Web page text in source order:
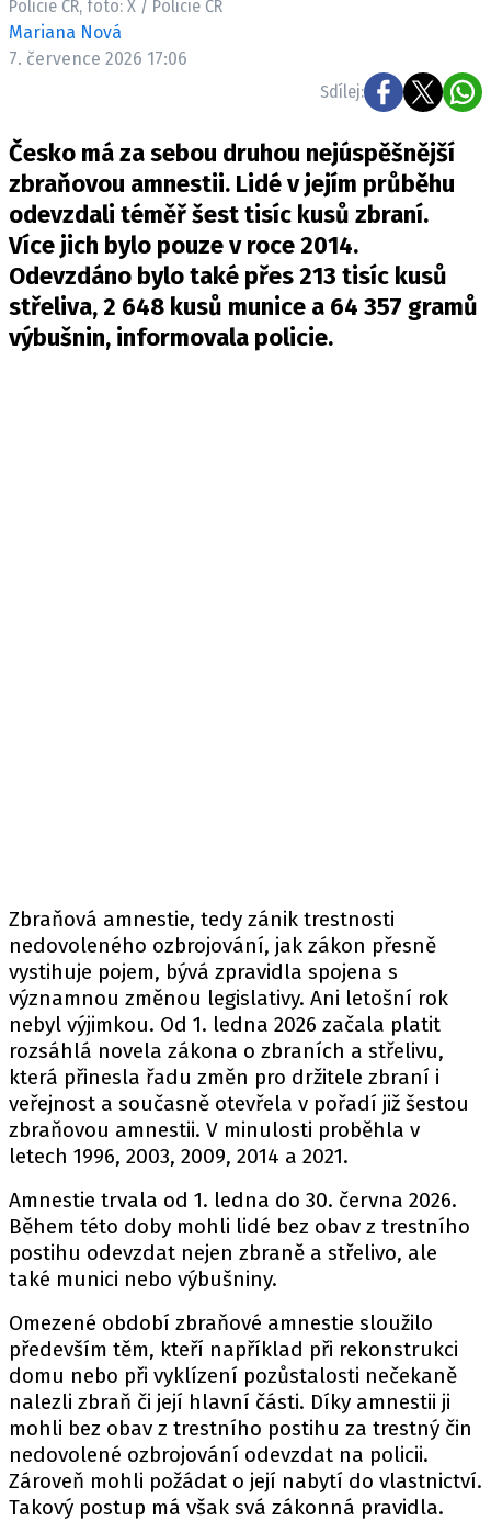
Policie ČR, foto: X / Policie ČR
Mariana Nová
7. července 2026 17:06
Sdílej:
Česko má za sebou druhou nejúspěšnější
zbraňovou amnestii. Lidé v jejím průběhu
odevzdali téměř šest tisíc kusů zbraní.
Více jich bylo pouze v roce 2014.
Odevzdáno bylo také přes 213 tisíc kusů
střeliva, 2 648 kusů munice a 64 357 gramů
výbušnin, informovala policie.
Zbraňová amnestie, tedy zánik trestnosti
nedovoleného ozbrojování, jak zákon přesně
vystihuje pojem, bývá zpravidla spojena s
významnou změnou legislativy. Ani letošní rok
nebyl výjimkou. Od 1. ledna 2026 začala platit
rozsáhlá novela zákona o zbraních a střelivu,
která přinesla řadu změn pro držitele zbraní i
veřejnost a současně otevřela v pořadí již šestou
zbraňovou amnestii. V minulosti proběhla v
letech 1996, 2003, 2009, 2014 a 2021.
Amnestie trvala od 1. ledna do 30. června 2026.
Během této doby mohli lidé bez obav z trestního
postihu odevzdat nejen zbraně a střelivo, ale
také munici nebo výbušniny.
Omezené období zbraňové amnestie sloužilo
především těm, kteří například při rekonstrukci
domu nebo při vyklízení pozůstalosti nečekaně
nalezli zbraň či její hlavní části. Díky amnestii ji
mohli bez obav z trestního postihu za trestný čin
nedovolené ozbrojování odevzdat na policii.
Zároveň mohli požádat o její nabytí do vlastnictví.
Takový postup má však svá zákonná pravidla.